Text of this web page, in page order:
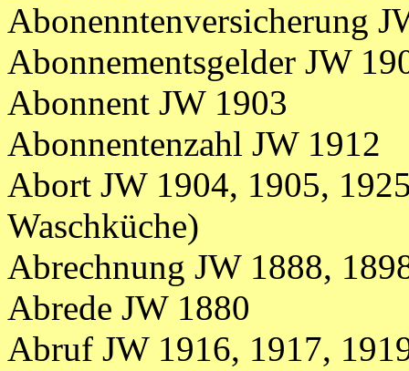
Abonenntenversicherung
Abonnementsgelder JW
Abonnent JW 1903
Abonnentenzahl JW 1912
Abort JW 1904, 1905,
Waschküche)
Abrechnung JW 1888,
Abrede JW 1880
Abruf JW 1916, 1917,